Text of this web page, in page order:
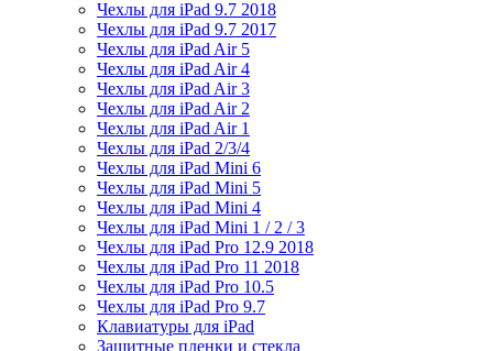
Чехлы для iPad 9.7 2018
Чехлы для iPad 9.7 2017
Чехлы для iPad Air 5
Чехлы для iPad Air 4
Чехлы для iPad Air 3
Чехлы для iPad Air 2
Чехлы для iPad Air 1
Чехлы для iPad 2/3/4
Чехлы для iPad Mini 6
Чехлы для iPad Mini 5
Чехлы для iPad Mini 4
Чехлы для iPad Mini 1 / 2 / 3
Чехлы для iPad Pro 12.9 2018
Чехлы для iPad Pro 11 2018
Чехлы для iPad Pro 10.5
Чехлы для iPad Pro 9.7
Клавиатуры для iPad
Защитные пленки и стекла